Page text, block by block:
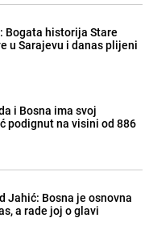
Bogata historija Stare
u Sarajevu i danas plijeni
i Bosna ima svoj
podignut na visini od 886
Jahić: Bosna je osnovna
a rade joj o glavi